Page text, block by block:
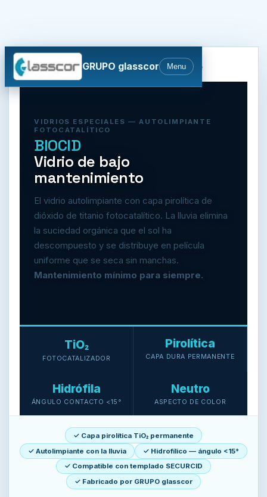
GRUPO glasscor Menu
Inicio › Vidrios Especiales › BIOCID Autolimpiante
VIDRIOS ESPECIALES — AUTOLIMPIANTE
FOTOCATALÍTICO
BIOCID
Vidrio de bajo
mantenimiento
El vidrio autolimpiante con capa pirolítica de
dióxido de titanio fotocatalítico. La lluvia elimina
la suciedad orgánica que el sol ha
descompuesto y se distribuye en película
uniforme que se seca sin manchas.
Mantenimiento mínimo para siempre.
TiO₂
FOTOCATALIZADOR
Pirolítica
CAPA DURA PERMANENTE
Hidrófila
ÁNGULO CONTACTO <15°
Neutro
ASPECTO DE COLOR
✓ Capa pirolítica TiO₂ permanente
✓ Autolimpiante con la lluvia
✓ Hidrofílico — ángulo <15°
✓ Compatible con templado SECURCID
✓ Fabricado por GRUPO glasscor